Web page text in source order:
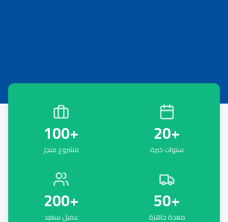
+
20
سنوات خبرة
+
100
مشروع منجز
+
50
معدة جاهزة
+
200
عميل سعيد